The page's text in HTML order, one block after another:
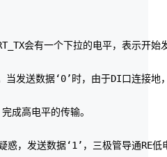
会有一个下拉的电平，表示开始
当发送数据‘0’时，由于DI口连接地
成高电平的传输。
惑，发送数据‘1’，三极管导通RE低